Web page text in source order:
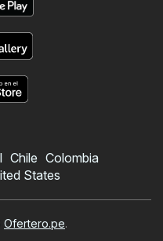
Chile Colombia
States
Ofertero.pe.